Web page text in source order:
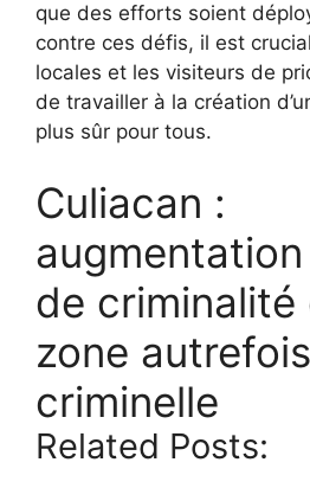
que des efforts soient
contre ces défis, il est
locales et les visiteurs de
de travailler à la création
plus sûr pour tous.
Culiacan :
de criminalité
zone
criminelle
Related Posts: